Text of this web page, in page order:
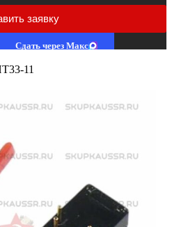
заявку
Сдать через Макс
Поиск11